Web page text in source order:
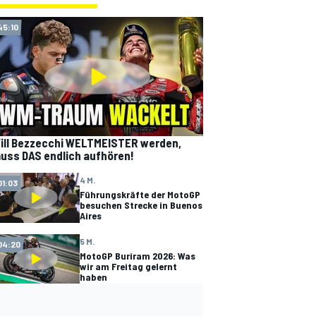
Bezzecchi WELTMEISTER werden,
DAS endlich aufhören!
4 M.
Führungskräfte der MotoGP
besuchen Strecke in Buenos
Aires
5 M.
MotoGP Buriram 2026: Was
wir am Freitag gelernt
haben